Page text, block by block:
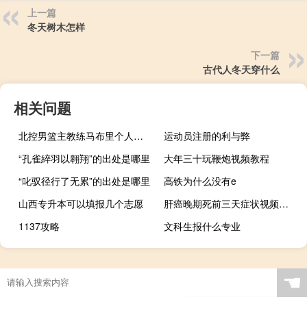
上一篇
冬天树木怎样
下一篇
古代人冬天穿什么
相关问题
北控男篮主教练马布里个人简历（斯蒂芬马布里-CBA北控男篮主教练介绍）
运动员注册的利与弊
“孔雀綷羽以翱翔”的出处是哪里
大年三十玩鞭炮视频教程
“叱驭径行了无累”的出处是哪里
高铁为什么没有e
山西专升本可以填报几个志愿
肝癌晚期死前三天症状视频（肝癌晚期死前三天症状）
1137攻略
文科生报什么专业
☚